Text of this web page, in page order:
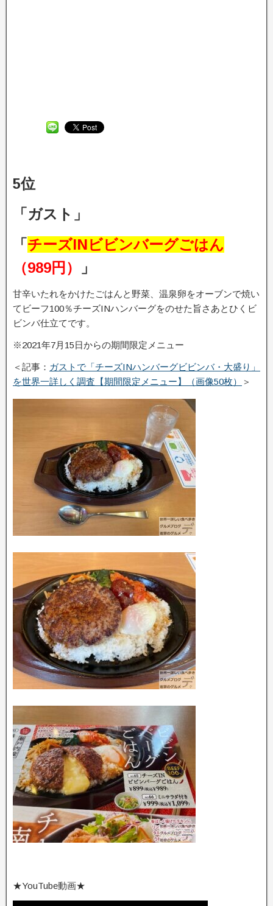
5位
「ガスト」
「 チーズINビビンバーグごはん
（989円）
」
甘辛いたれをかけたごはんと野菜、温泉卵をオーブンで焼い
てビーフ100％チーズINハンバーグをのせた旨さあとひくビ
ビンバ仕立てです。
※2021年7月15日からの期間限定メニュー
＜記事： ガストで「チーズINハンバーグビビンバ・大盛り」
を世界一詳しく調査【期間限定メニュー】（画像50枚）
＞
★YouTube動画★